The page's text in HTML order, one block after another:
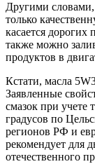
Другими
только
касается
также можно
продуктов в
Кстати, масла
Заявленные
смазок при учете
градусов по
регионов РФ и
рекомендует для
отечественного